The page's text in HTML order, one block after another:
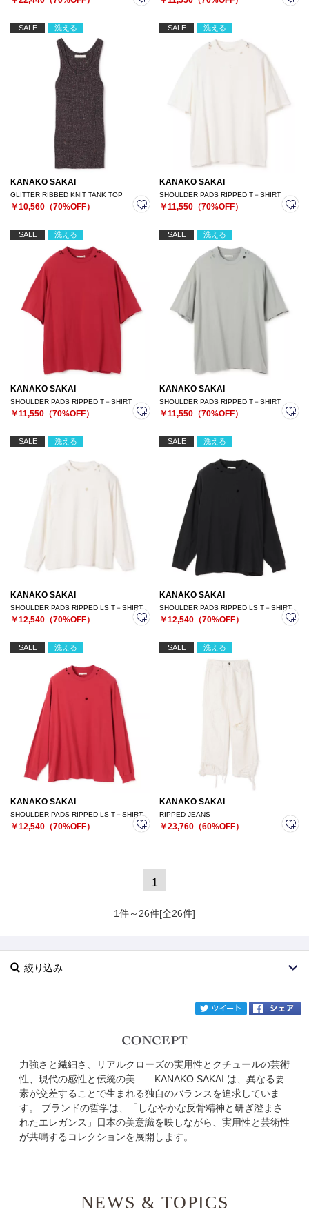
SALE 洗える
KANAKO SAKAI
GLITTER RIBBED KNIT TANK TOP
￥10,560（70%OFF）
SALE 洗える
KANAKO SAKAI
SHOULDER PADS RIPPED T－SHIRT
￥11,550（70%OFF）
SALE 洗える
KANAKO SAKAI
SHOULDER PADS RIPPED T－SHIRT
￥11,550（70%OFF）
SALE 洗える
KANAKO SAKAI
SHOULDER PADS RIPPED T－SHIRT
￥11,550（70%OFF）
SALE 洗える
KANAKO SAKAI
SHOULDER PADS RIPPED LS T－SHIRT
￥12,540（70%OFF）
SALE 洗える
KANAKO SAKAI
SHOULDER PADS RIPPED LS T－SHIRT
￥12,540（70%OFF）
SALE 洗える
KANAKO SAKAI
SHOULDER PADS RIPPED LS T－SHIRT
￥12,540（70%OFF）
SALE 洗える
KANAKO SAKAI
RIPPED JEANS
￥23,760（60%OFF）
1
1件～26件[全26件]
絞り込み
ブランド KANAKO SAKAI
カテゴリ
サイズ
力強さと繊細さ、リアルクローズの実用性とクチュールの芸術
性、現代の感性と伝統の美――KANAKO SAKAI は、異なる要
素が交差することで生まれる独自のバランスを追求していま
す。 ブランドの哲学は、「しなやかな反骨精神と研ぎ澄まさ
れたエレガンス」日本の美意識を映しながら、実用性と芸術性
が共鳴するコレクションを展開します。
NEWS & TOPICS